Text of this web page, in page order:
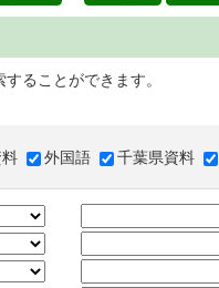
ることができます。
外国語 千葉県資料